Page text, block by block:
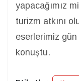
yapacağımız
turizm atkını
eserlerimiz gün
konuştu.